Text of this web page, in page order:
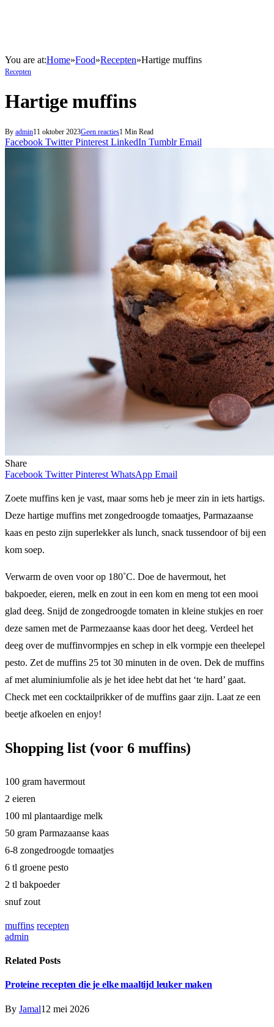
You are at:Home»Food»Recepten»Hartige muffins
Recepten
Hartige muffins
By admin11 oktober 2023Geen reacties1 Min Read
Facebook Twitter Pinterest LinkedIn Tumblr Email
Share
Facebook Twitter Pinterest WhatsApp Email
Zoete muffins ken je vast, maar soms heb je meer zin in iets hartigs.
Deze hartige muffins met zongedroogde tomaatjes, Parmazaanse
kaas en pesto zijn superlekker als lunch, snack tussendoor of bij een
kom soep.
Verwarm de oven voor op 180˚C. Doe de havermout, het
bakpoeder, eieren, melk en zout in een kom en meng tot een mooi
glad deeg. Snijd de zongedroogde tomaten in kleine stukjes en roer
deze samen met de Parmezaanse kaas door het deeg. Verdeel het
deeg over de muffinvormpjes en schep in elk vormpje een theelepel
pesto. Zet de muffins 25 tot 30 minuten in de oven. Dek de muffins
af met aluminiumfolie als je het idee hebt dat het ‘te hard’ gaat.
Check met een cocktailprikker of de muffins gaar zijn. Laat ze een
beetje afkoelen en enjoy!
Shopping list (voor 6 muffins)
100 gram havermout
2 eieren
100 ml plantaardige melk
50 gram Parmazaanse kaas
6-8 zongedroogde tomaatjes
6 tl groene pesto
2 tl bakpoeder
snuf zout
muffins recepten
admin
Related Posts
Proteine recepten die je elke maaltijd leuker maken
By Jamal12 mei 2026